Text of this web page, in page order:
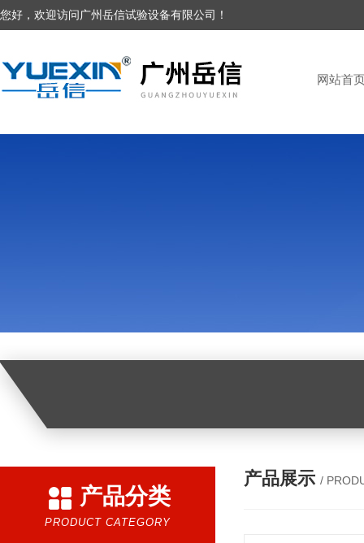
您好，欢迎访问广州岳信试验设备有限公司！
网站首
产品分类
PRODUCT CATEGORY
产品展示 /